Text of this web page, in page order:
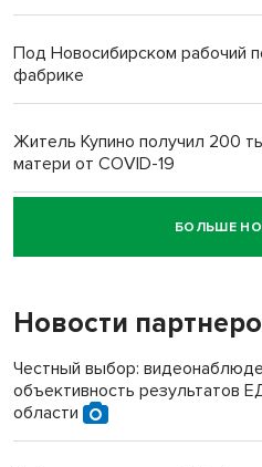
Под Новосибирском рабочий
фабрике
Житель Купино получил 200
матери от COVID-19
Новосибирский суд наказал
пенсионерки на вокзале
БОЛЬШЕ
Новости
Честный выбор:
объективность результатов
области